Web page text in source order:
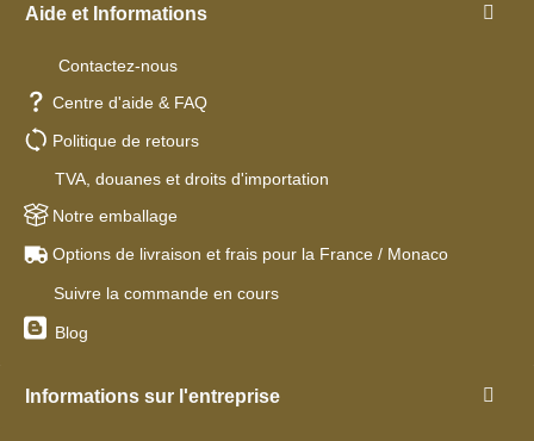
Aide et Informations
Contactez-nous
Centre d'aide & FAQ
Politique de retours
TVA, douanes et droits d'importation
Notre emballage
Options de livraison et frais pour la France / Monaco
Suivre la commande en cours
Blog
Informations sur l'entreprise